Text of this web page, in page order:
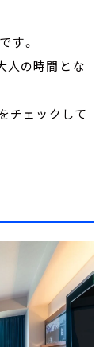
す。
人の時間とな
チェックして